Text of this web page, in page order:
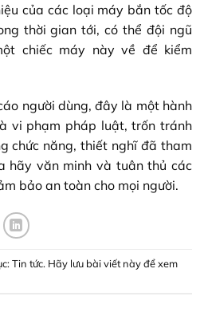
của các loại máy bắn tốc độ
thời gian tới, có thể đội ngũ
chiếc máy này về để kiểm
người dùng, đây là một hành
vi phạm pháp luật, trốn tránh
chức năng, thiết nghĩ đã tham
hãy văn minh và tuân thủ các
bảo an toàn cho mọi người.
Tin tức. Hãy lưu bài viết này để xem